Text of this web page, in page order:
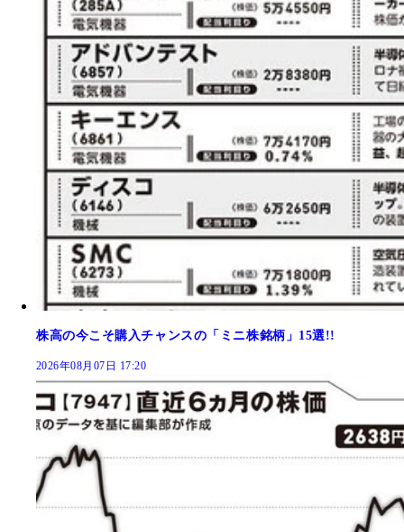
株高の今こそ購入チャンスの「ミニ株銘柄」15選!!
2026年08月07日 17:20